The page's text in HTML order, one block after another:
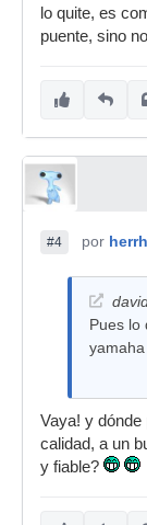
lo quite, es
puente, sino
#4 por
Pues lo
Vaya! y
calidad, a un
y fiable?